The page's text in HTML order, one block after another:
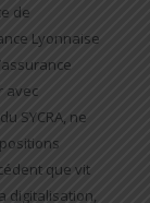
de
Lyonnaise
avec
SYCRA, ne
que vit
digitalisation,